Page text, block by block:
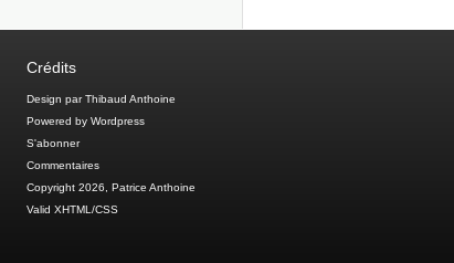
Crédits
Design par Thibaud Anthoine
Powered by Wordpress
S'abonner
Commentaires
Copyright 2026, Patrice Anthoine
Valid XHTML/CSS